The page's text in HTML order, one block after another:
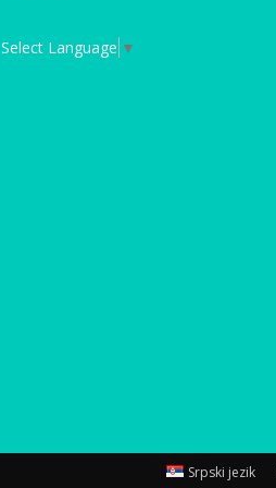
Select Language ▼
Srpski jezik